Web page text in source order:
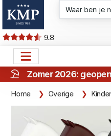
9.8
Zomer 2026:
Home Overige